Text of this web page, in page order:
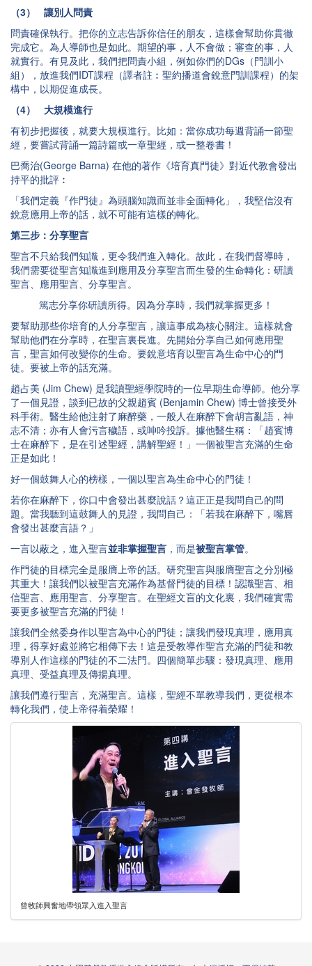
（3） 讓別人問責
問責確保執行。把你的立志告訴你信任的朋友，這樣會幫助你貫徹
完成它。為人導師也是如此。期望的事，人不會做；審查的事，人
就實行。有見及此，我們把問責小組，例如你們的DGs（門訓小
組），放進我們IDT課程（譯者註︰聖約播道會銳意門訓課程）的架
構中，以期促進成長。
（4） 大規模進行
有初步把握後，就要大規模進行。比如：當你成功每週背誦一節聖
經，要嘗試背誦一篇詩篇或一章聖經，或一整卷書！
巴喬治(George Barna) 在他的著作《培育真門徒》對近代教會發出
持平的批評︰
「我們定義『作門徒』為頭腦知識而並非全面轉化」，我堅信沒有
銳意應用上帝的話，就不可能有這樣的轉化。
第三步：分享聖言
聖言不只給我們知識，更令我們進入轉化。故此，在我們督導時，
我們需要從聖言知識進到應用及分享聖言而生發的生命轉化：研讀
聖言、應用聖言、分享聖言。
篤志分享你研讀所得。因為分享時，我們就掌握更多！
要幫助那些你培育的人分享聖言，讓這事成為核心關注。這樣就會
幫助他們在分享時，在聖言裏長進。先開始分享自己如何應用聖
言，聖言如何改變你的生命。要銳意培育以聖言為生命中心的門
徒。要被上帝的話充滿。
趙占美 (Jim Chew) 是我讀聖經學院時的一位早期生命導師。他分享
了一個見證，談到已故的父親趙賓 (Benjamin Chew) 博士曾接受外
科手術。醫生給他注射了麻醉藥，一般人在麻醉下會胡言亂語，神
志不清；亦有人會污言穢語，或呻吟投訴。據他醫生稱：「趙賓博
士在麻醉下，是在引述聖經，講解聖經！」一個被聖言充滿的生命
正是如此！
好一個鼓舞人心的榜樣，一個以聖言為生命中心的門徒！
若你在麻醉下，你口中會發出甚麼說話？這正正是我問自己的問
題。當我聽到這鼓舞人的見證，我問自己：「若我在麻醉下，嘴唇
會發出甚麼言語？」
一言以蔽之，進入聖言並非掌握聖言 ，而是被聖言掌管。
作門徒的目標完全是服膺上帝的話。研究聖言與服膺聖言之分別極
其重大！讓我們以被聖言充滿作為基督門徒的目標！認識聖言、相
信聖言、應用聖言、分享聖言。在聖經文盲的文化裏，我們確實需
要更多被聖言充滿的門徒！
讓我們全然委身作以聖言為中心的門徒；讓我們發現真理，應用真
理，得享好處並將它相傳下去！這是受教導作聖言充滿的門徒和教
導別人作這樣的門徒的不二法門。四個簡單步驟：發現真理、應用
真理、受益真理及傳揚真理。
讓我們遵行聖言，充滿聖言。這樣，聖經不單教導我們，更從根本
轉化我們，使上帝得着榮耀！
曾牧師興奮地帶領眾入進入聖言